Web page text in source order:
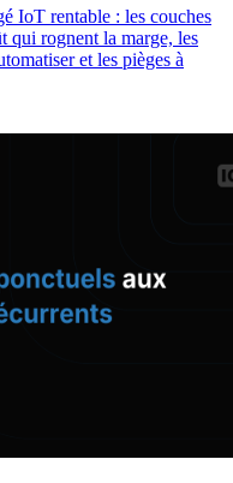
IoT rentable : les couches
qui rognent la marge, les
et les pièges à